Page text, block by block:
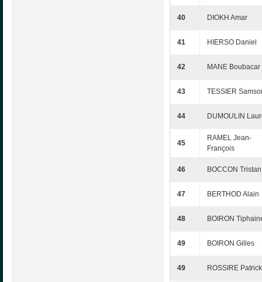
40 DIOKH Amar
41 HIERSO Daniel
42 MANE Boubacar
43 TESSIER
44 DUMOULIN
45
RAMEL Jean-
François
46 BOCCON Tristan
47 BERTHOD Alain
48 BOIRON
49 BOIRON Gilles
49 ROSSIRE Patrick